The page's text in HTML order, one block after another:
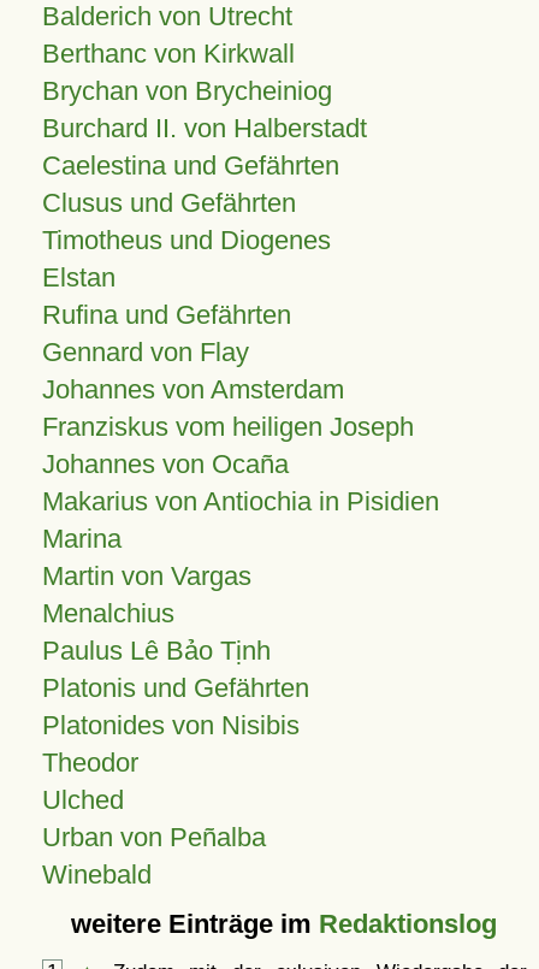
Balderich von Utrecht
Berthanc von Kirkwall
Brychan von Brycheiniog
Burchard II. von Halberstadt
Caelestina und Gefährten
Clusus und Gefährten
Timotheus und Diogenes
Elstan
Rufina und Gefährten
Gennard von Flay
Johannes von Amsterdam
Franziskus vom heiligen Joseph
Johannes von Ocaña
Makarius von Antiochia in Pisidien
Marina
Martin von Vargas
Menalchius
Paulus Lê Bảo Tịnh
Platonis und Gefährten
Platonides von Nisibis
Theodor
Ulched
Urban von Peñalba
Winebald
weitere Einträge im Redaktionslog